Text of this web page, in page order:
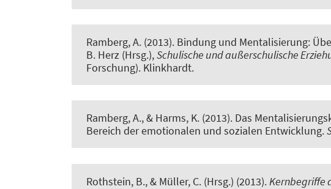
Ramberg, A. (2013). Bindung und Mentalisierung:
B. Herz (Hrsg.),Schulische und außerschulische
Forschung). Klinkhardt.
Ramberg, A., & Harms, K. (2013). Das
Bereich der emotionalen und sozialen Entwicklung.
Rothstein, B., & Müller, C. (Hrsg.) (2013).Kernbegriffe